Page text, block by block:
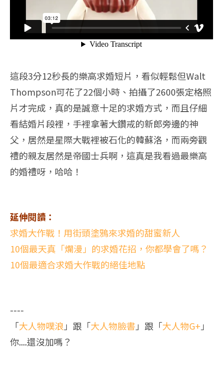
這段3分12秒長的樂高求婚短片，看似輕鬆但Walt
Thompson可花了22個小時、拍攝了2600張定格照
片才完成，真的是誠意十足的求婚方式，而且仔細
看結婚片段裡，手裡拿著大鑽戒的新郎旁邊的神
父，居然是星際大戰裡被石化的韓蘇洛，而兩旁觀
禮的親友居然是帝國士兵啊，這真是我看過最樂高
的婚禮呀，哈哈！
延伸閱讀：
求婚大作戰！用街頭塗鴉來求婚的甜蜜新人
10個最天真「爛漫」的求婚花招，你都學會了嗎？
10個最適合求婚大作戰的絕佳地點
----
「大人物噗浪 」跟「大人物臉書」跟「大人物G+ 」
你....還沒加嗎？